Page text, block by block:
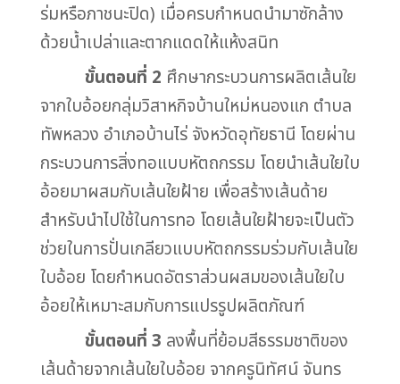
ร่มหรือภาชนะปิด) เมื่อครบกำหนดนำมาซักล้าง
ด้วยน้ำเปล่าและตากแดดให้แห้งสนิท
ขั้นตอนที่ 2 ศึกษากระบวนการผลิตเส้นใย
จากใบอ้อยกลุ่มวิสาหกิจบ้านใหม่หนองแก ตำบล
ทัพหลวง อำเภอบ้านไร่ จังหวัดอุทัยธานี โดยผ่าน
กระบวนการสิ่งทอแบบหัตถกรรม โดยนำเส้นใยใบ
อ้อยมาผสมกับเส้นใยฝ้าย เพื่อสร้างเส้นด้าย
สำหรับนำไปใช้ในการทอ โดยเส้นใยฝ้ายจะเป็นตัว
ช่วยในการปั่นเกลียวแบบหัตถกรรมร่วมกับเส้นใย
ใบอ้อย โดยกำหนดอัตราส่วนผสมของเส้นใยใบ
อ้อยให้เหมาะสมกับการแปรรูปผลิตภัณฑ์
ขั้นตอนที่ 3 ลงพื้นที่ย้อมสีธรรมชาติของ
เส้นด้ายจากเส้นใยใบอ้อย จากครูนิทัศน์ จันทร